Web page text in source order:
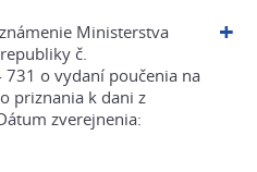
Ministerstva
č.
o vydaní poučenia na
priznania k dani z
zverejnenia: